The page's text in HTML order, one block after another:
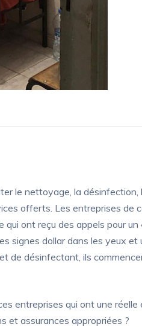
le nettoyage, la désinfection,
offerts. Les entreprises de
ont reçu des appels pour
signes dollar dans les yeux et
de désinfectant, ils
entreprises qui ont une réelle
et assurances appropriées ?